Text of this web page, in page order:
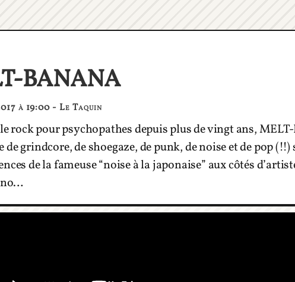
BANANA
à 19:00 - Le Taquin
rock pour psychopathes depuis plus de vingt ans,
de grindcore, de shoegaze, de punk, de noise et de pop
de la fameuse “noise à la japonaise” aux côtés